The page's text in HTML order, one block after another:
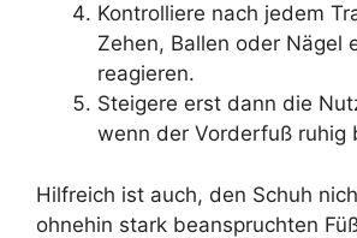
Kontrolliere nach jedem
Zehen, Ballen oder Nägel
reagieren.
Steigere erst dann die
wenn der Vorderfuß ruhig
Hilfreich ist auch, den Schuh
ohnehin stark beanspruchten